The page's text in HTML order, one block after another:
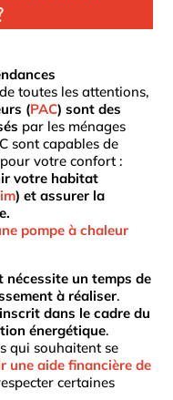
toutes les attentions,
(PAC) sont des
par les ménages
sont capables de
votre confort :
votre habitat
) et assurer la
pompe à chaleur
nécessite un temps de
à réaliser.
dans le cadre du
énergétique.
qui souhaitent se
une aide financière de
certaines